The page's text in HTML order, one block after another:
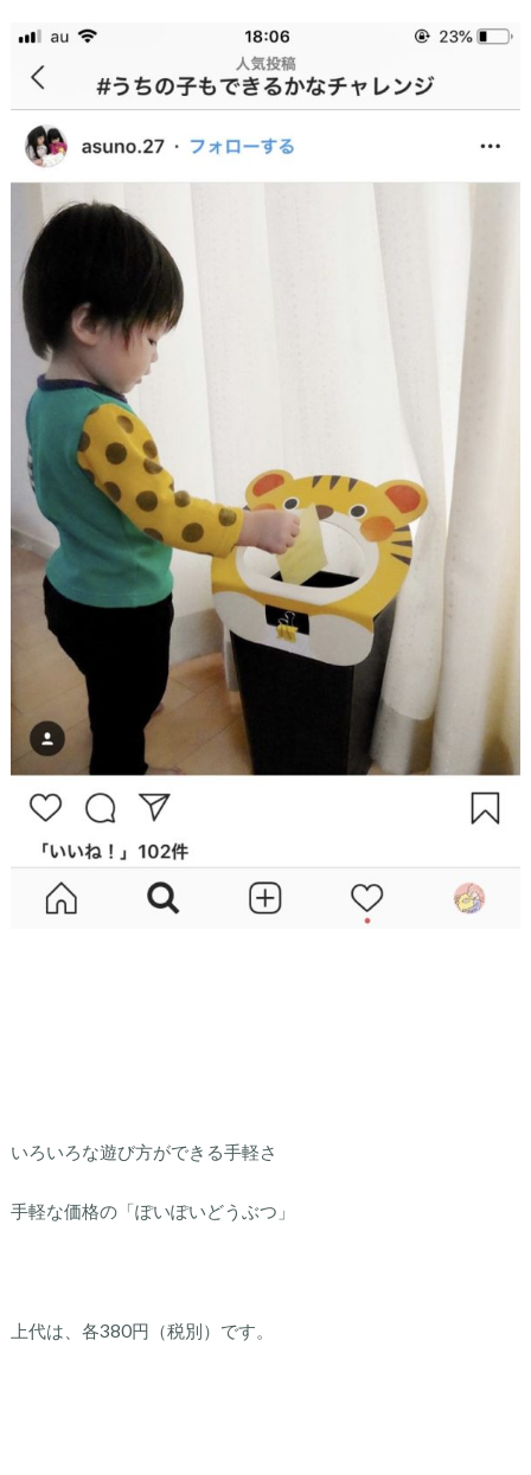
いろいろな遊び方ができる手軽さ
手軽な価格の「ぽいぽいどうぶつ」
上代は、各380円（税別）です。